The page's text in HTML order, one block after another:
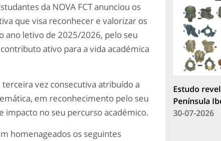
da NOVA FCT anunciou os
que visa reconhecer e valorizar os
ano letivo de 2025/2026, pelo seu
ativo para a vida académica
vez consecutiva atribuído a
em reconhecimento pelo seu
impacto no seu percurso académico.
homenageados os seguintes
Estudo
Península
30-07-2026